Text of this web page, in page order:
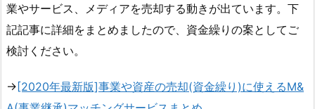
業やサービス、メディアを売却する動きが出ています。下
記記事に詳細をまとめましたので、資金繰りの案としてご
検討ください。
→[2020年最新版]事業や資産の売却(資金繰り)に使えるM&